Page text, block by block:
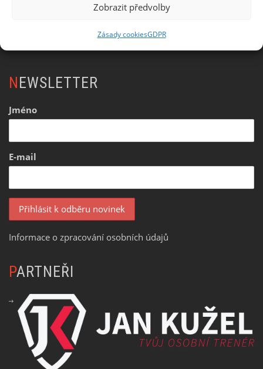
Zobrazit předvolby
Zásady cookiesGDPR
NEWSLETTER
Jméno
E-mail
Informace o zpracování osobních údajů
PARTNEŘI